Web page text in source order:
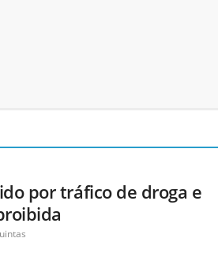
por tráfico de droga e